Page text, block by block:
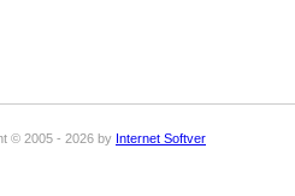
© 2005 - 2026 by Internet Softver